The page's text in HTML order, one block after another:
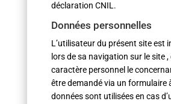
déclaration CNIL.
Données personnelles
L’utilisateur du présent site est
lors de sa navigation sur le site ,
caractère personnel le
être demandé via un formulaire
données sont utilisées en cas